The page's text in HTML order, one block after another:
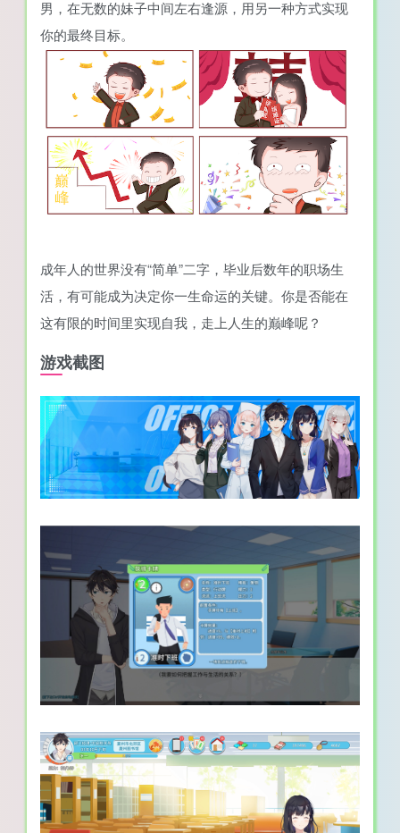
男，在无数的妹子中间左右逢源，用另一种方式实现
你的最终目标。
成年人的世界没有“简单”二字，毕业后数年的职场生
活，有可能成为决定你一生命运的关键。你是否能在
这有限的时间里实现自我，走上人生的巅峰呢？
游戏截图